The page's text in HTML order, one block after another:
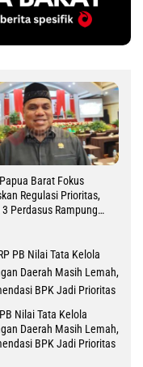
Barat Fokus
Regulasi Prioritas,
3 Perdasus Rampung
Nilai Tata Kelola
Daerah Masih Lemah,
BPK Jadi Prioritas